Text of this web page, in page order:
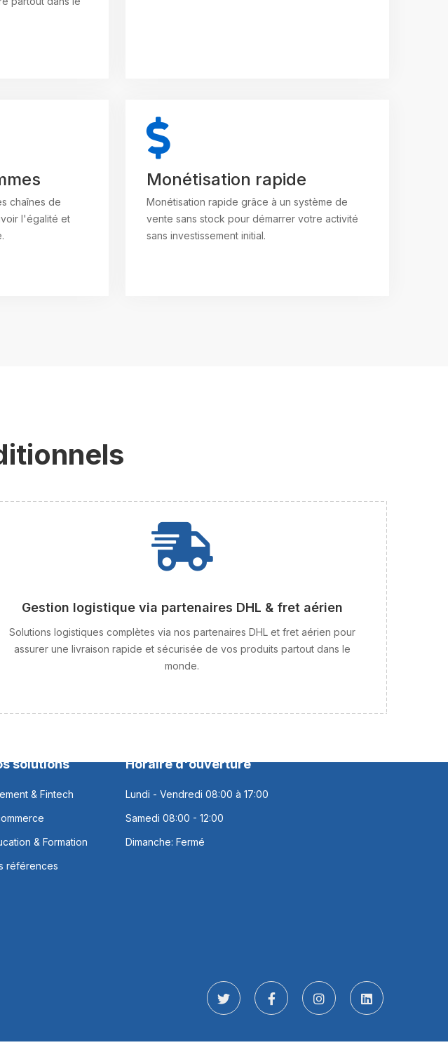
chaînes de
l'égalité et
Monétisation rapide
Monétisation rapide grâce à un système de
vente sans stock pour démarrer votre activité
sans investissement initial.
Gestion logistique via partenaires DHL & fret aérien
Solutions logistiques complètes via nos partenaires DHL et fret aérien pour
assurer une livraison rapide et sécurisée de vos produits partout dans le
monde.
solutions
& Fintech
& Formation
références
Horaire d'ouverture
Lundi - Vendredi 08:00 à 17:00
Samedi 08:00 - 12:00
Dimanche: Fermé